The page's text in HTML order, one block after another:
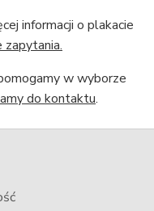
informacji o plakacie
zapytania.
w wyborze
do kontaktu.